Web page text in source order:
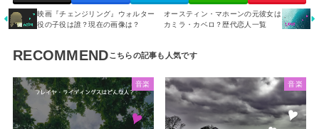
映画『チェンジリング』ウォルター
役の子役は誰？現在の画像は？
オースティン・マホーンの元彼女は
カミラ・カベロ？歴代恋人一覧
RECOMMEND
音楽 音楽